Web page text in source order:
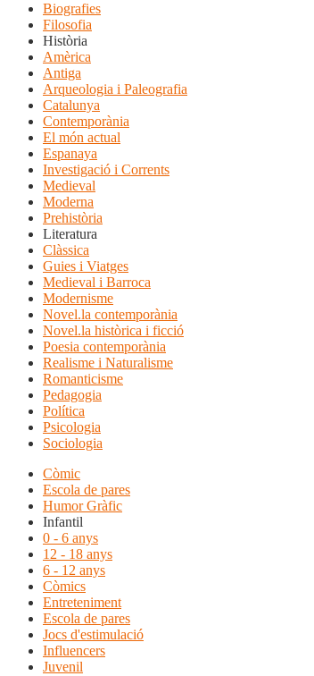
Biografies
Filosofia
Història
Amèrica
Antiga
Arqueologia i Paleografia
Catalunya
Contemporània
El món actual
Espanaya
Investigació i Corrents
Medieval
Moderna
Prehistòria
Literatura
Clàssica
Guies i Viatges
Medieval i Barroca
Modernisme
Novel.la contemporània
Novel.la històrica i ficció
Poesia contemporània
Realisme i Naturalisme
Romanticisme
Pedagogia
Política
Psicologia
Sociologia
Còmic
Escola de pares
Humor Gràfic
Infantil
0 - 6 anys
12 - 18 anys
6 - 12 anys
Còmics
Entreteniment
Escola de pares
Jocs d'estimulació
Influencers
Juvenil